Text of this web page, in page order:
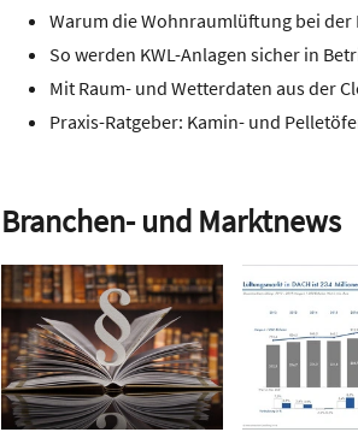
Warum die Wohnraumlüftung bei
So werden KWL-Anlagen sicher in
Mit Raum- und Wetterdaten aus der
Praxis-Ratgeber: Kamin- und
Branchen- und Marktnews